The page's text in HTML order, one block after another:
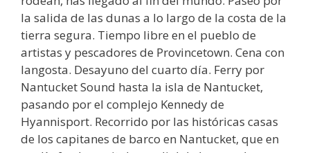
la salida de las dunas a lo largo de la costa de la
tierra segura. Tiempo libre en el pueblo de
artistas y pescadores de Provincetown. Cena con
langosta. Desayuno del cuarto día. Ferry por
Nantucket Sound hasta la isla de Nantucket,
pasando por el complejo Kennedy de
Hyannisport. Recorrido por las históricas casas
de los capitanes de barco en Nantucket, que en